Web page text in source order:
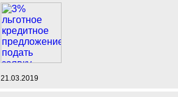
21.03.2019